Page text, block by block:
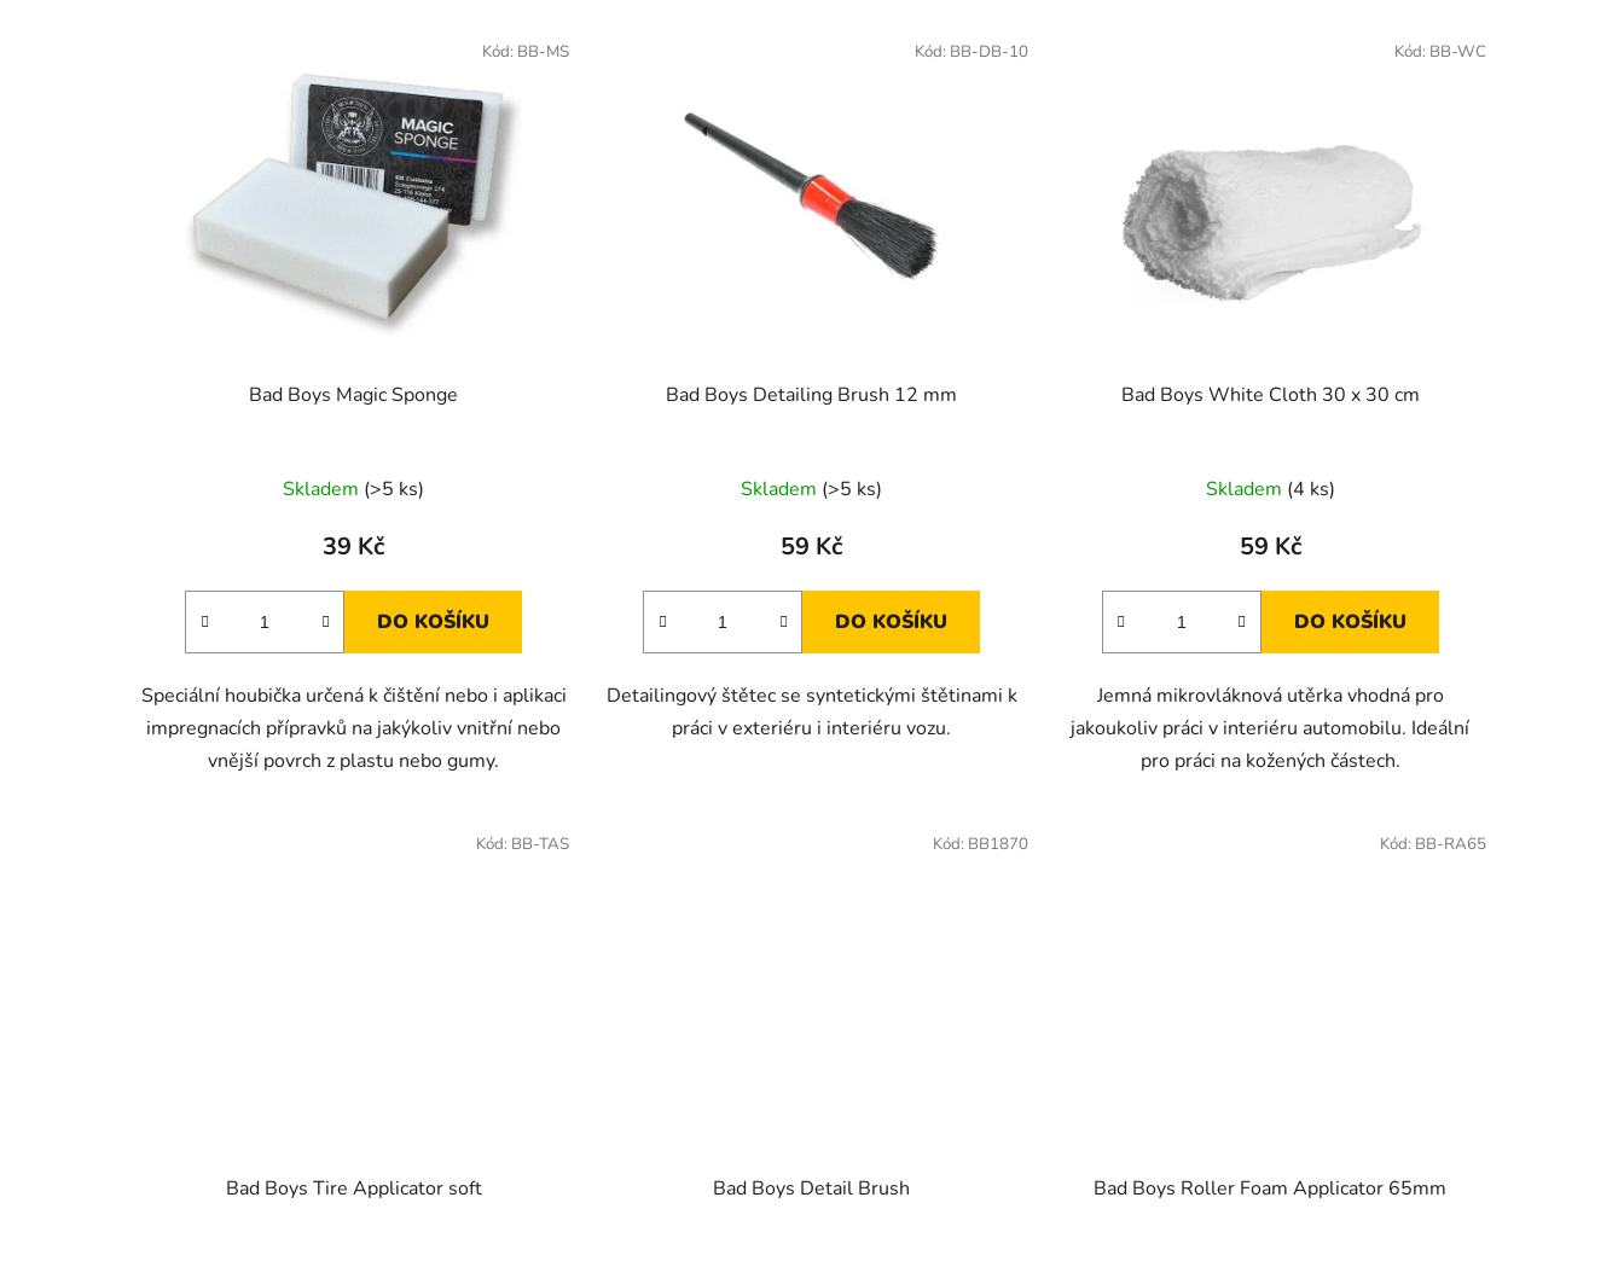
r
k
t
Bad Boys Magic Sponge
Skladem (>5 ks)
39 Kč
DO KOŠÍKU
Speciální houbička určená k čištění nebo i aplikaci
impregnacích přípravků na jakýkoliv vnitřní nebo
vnější povrch z plastu nebo gumy.
Kód: BB-MS
Bad Boys Detailing Brush 12 mm
Skladem (>5 ks)
59 Kč
DO KOŠÍKU
Detailingový štětec se syntetickými štětinami k
práci v exteriéru i interiéru vozu.
Kód: BB-DB-10
Bad Boys White Cloth 30 x 30 cm
Skladem (4 ks)
59 Kč
DO KOŠÍKU
Jemná mikrovláknová utěrka vhodná pro
jakoukoliv práci v interiéru automobilu. Ideální
pro práci na kožených částech.
Kód: BB-WC
Bad Boys Tire Applicator soft
Kód: BB-TAS
Bad Boys Detail Brush
Kód: BB1870
Bad Boys Roller Foam Applicator 65mm
Kód: BB-RA65